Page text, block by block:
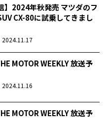
】2024年秋発売 マツダのフ
CX-80に試乗してきまし
2024.11.17
MOTOR WEEKLY 放送予
2024.11.16
MOTOR WEEKLY 放送予